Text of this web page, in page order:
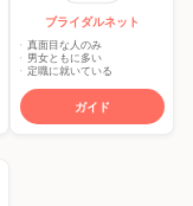
ブライダルネット
真面目な人のみ
男女ともに多い
定職に就いている
ガイド